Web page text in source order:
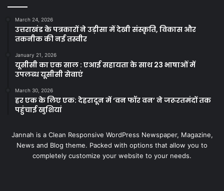
March 24, 2026
उत्तराखंड के पत्रकारों ने उड़ीसा में देखी संस्कृति, विकास और
तकनीक की नई तस्वीर
January 21, 2026
यूसीसी का एक साल : एआई सहायता के साथ 23 भाषाओं में
उपलब्ध यूसीसी सेवाएं
March 30, 2026
हर एक के लिए एक: देहरादून में ‘वन फॉर वन’ ने जरूरतमंदों तक
पहुंचाई खुशियां
Jannah is a Clean Responsive WordPress Newspaper, Magazine,
News and Blog theme. Packed with options that allow you to
completely customize your website to your needs.